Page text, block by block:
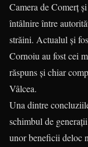
Camera de Comerț
întâlnire între
străini. Actualul și
Cornoiu au fost cei
răspuns și chiar
Vâlcea.
Una dintre
schimbul de
unor beneficii deloc